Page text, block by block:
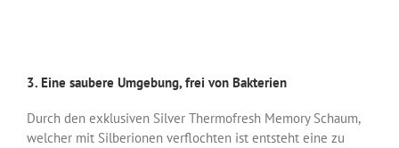
3. Eine saubere Umgebung, frei von Bakterien
Durch den exklusiven Silver Thermofresh Memory Schaum,
welcher mit Silberionen verflochten ist entsteht eine zu